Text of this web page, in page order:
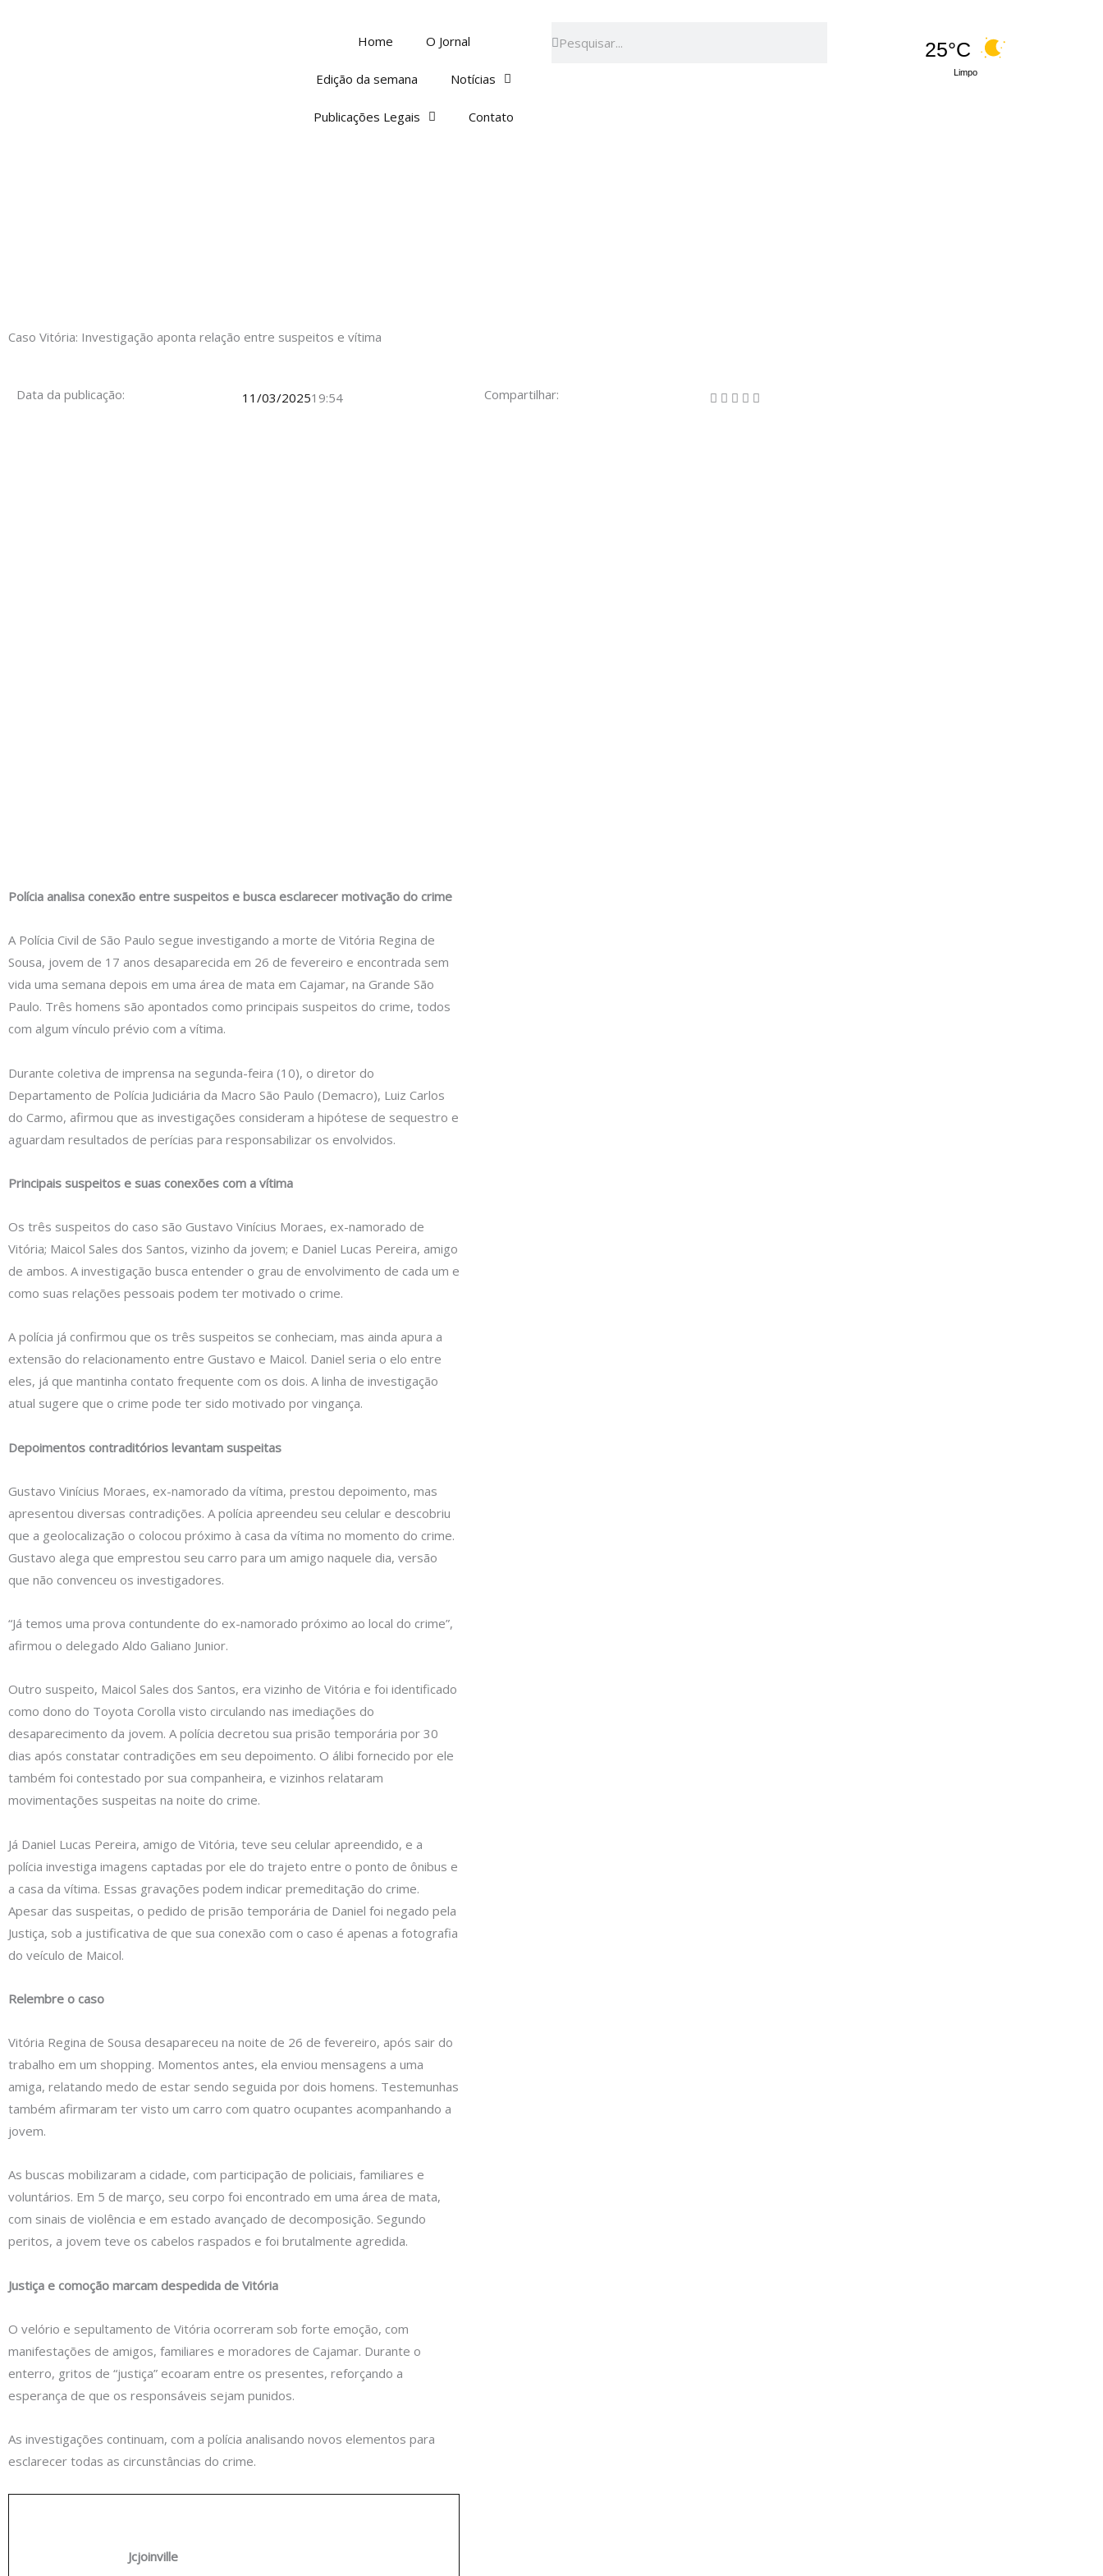
Home O Jornal
Edição da semana Notícias
Publicações Legais Contato
25°C
Limpo
Caso Vitória: Investigação aponta relação entre suspeitos e vítima
Data da publicação: 11/03/202519:54
Polícia analisa conexão entre suspeitos e busca esclarecer motivação do crime
A Polícia Civil de São Paulo segue investigando a morte de Vitória Regina de
Sousa, jovem de 17 anos desaparecida em 26 de fevereiro e encontrada sem
vida uma semana depois em uma área de mata em Cajamar, na Grande São
Paulo. Três homens são apontados como principais suspeitos do crime, todos
com algum vínculo prévio com a vítima.
Durante coletiva de imprensa na segunda-feira (10), o diretor do
Departamento de Polícia Judiciária da Macro São Paulo (Demacro), Luiz Carlos
do Carmo, afirmou que as investigações consideram a hipótese de sequestro e
aguardam resultados de perícias para responsabilizar os envolvidos.
Principais suspeitos e suas conexões com a vítima
Os três suspeitos do caso são Gustavo Vinícius Moraes, ex-namorado de
Vitória; Maicol Sales dos Santos, vizinho da jovem; e Daniel Lucas Pereira, amigo
de ambos. A investigação busca entender o grau de envolvimento de cada um e
como suas relações pessoais podem ter motivado o crime.
A polícia já confirmou que os três suspeitos se conheciam, mas ainda apura a
extensão do relacionamento entre Gustavo e Maicol. Daniel seria o elo entre
eles, já que mantinha contato frequente com os dois. A linha de investigação
atual sugere que o crime pode ter sido motivado por vingança.
Depoimentos contraditórios levantam suspeitas
Gustavo Vinícius Moraes, ex-namorado da vítima, prestou depoimento, mas
apresentou diversas contradições. A polícia apreendeu seu celular e descobriu
que a geolocalização o colocou próximo à casa da vítima no momento do crime.
Gustavo alega que emprestou seu carro para um amigo naquele dia, versão
que não convenceu os investigadores.
“Já temos uma prova contundente do ex-namorado próximo ao local do crime”,
afirmou o delegado Aldo Galiano Junior.
Outro suspeito, Maicol Sales dos Santos, era vizinho de Vitória e foi identificado
como dono do Toyota Corolla visto circulando nas imediações do
desaparecimento da jovem. A polícia decretou sua prisão temporária por 30
dias após constatar contradições em seu depoimento. O álibi fornecido por ele
também foi contestado por sua companheira, e vizinhos relataram
movimentações suspeitas na noite do crime.
Já Daniel Lucas Pereira, amigo de Vitória, teve seu celular apreendido, e a
polícia investiga imagens captadas por ele do trajeto entre o ponto de ônibus e
a casa da vítima. Essas gravações podem indicar premeditação do crime.
Apesar das suspeitas, o pedido de prisão temporária de Daniel foi negado pela
Justiça, sob a justificativa de que sua conexão com o caso é apenas a fotografia
do veículo de Maicol.
Relembre o caso
Vitória Regina de Sousa desapareceu na noite de 26 de fevereiro, após sair do
trabalho em um shopping. Momentos antes, ela enviou mensagens a uma
amiga, relatando medo de estar sendo seguida por dois homens. Testemunhas
também afirmaram ter visto um carro com quatro ocupantes acompanhando a
jovem.
As buscas mobilizaram a cidade, com participação de policiais, familiares e
voluntários. Em 5 de março, seu corpo foi encontrado em uma área de mata,
com sinais de violência e em estado avançado de decomposição. Segundo
peritos, a jovem teve os cabelos raspados e foi brutalmente agredida.
Justiça e comoção marcam despedida de Vitória
O velório e sepultamento de Vitória ocorreram sob forte emoção, com
manifestações de amigos, familiares e moradores de Cajamar. Durante o
enterro, gritos de “justiça” ecoaram entre os presentes, reforçando a
esperança de que os responsáveis sejam punidos.
As investigações continuam, com a polícia analisando novos elementos para
esclarecer todas as circunstâncias do crime.
Jcjoinville
Compartilhar: